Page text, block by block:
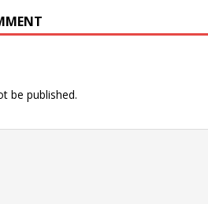
“击
道截
“确
军
导
辛格
be published.